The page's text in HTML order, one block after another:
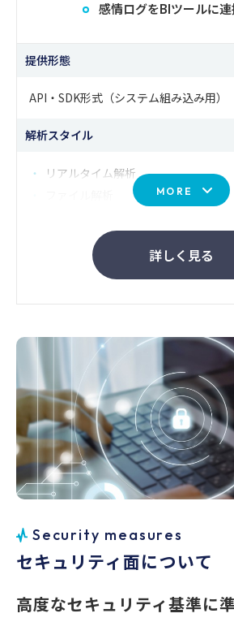
会話全体を通じた分析の結果か
る場合は、「虚偽申告の可能性が
結論が示され、追加の調査や確
引用が根拠として添付されます。
左側も…』」のように、リスクを
と感情の傾向も明示されるため
結させることが可能です。
調査においてリスク判定に関わ
する感情スコアとともに抽出・
す。曖昧さや矛盾が含まれる発
れ、問題のある箇所をピンポイン
るよう設計されています。
例：
「右側にも損傷がある」[不正確
0]
悩：89]
これにより、担当者は長時間の通
クセスでき、根拠に基づいた判断
安定稼働を支えるインフラ構成
プライバシー保護への取り組み
感情ログをBIツールに
MORE
提供形態
API・SDK形式（システム組み込み用）
解析スタイル
リアルタイム解析
社内システム・ご要望に合わせてフル
お客様のセキュリティ環境に準拠
詳しく見る
Security measures
セキ ュ リ ティ 面について
高度なセキュリティ基準に